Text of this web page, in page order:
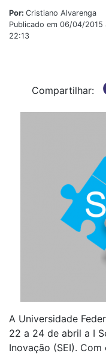
Por: Cristiano Alvarenga
Publicado em 06/04/
22:13
Compartilhar:
A Universidade
22 a 24 de abril a I
Inovação (SEI).